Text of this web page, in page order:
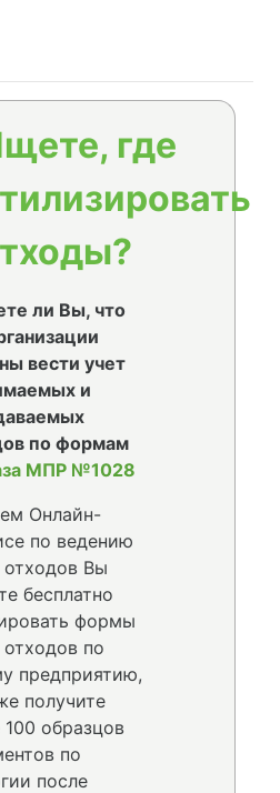
где
ли Вы, что
вести учет
и
по формам
МПР №1028
Онлайн-
по ведению
отходов Вы
бесплатно
формы
отходов по
предприятию,
получите
100 образцов
по
после